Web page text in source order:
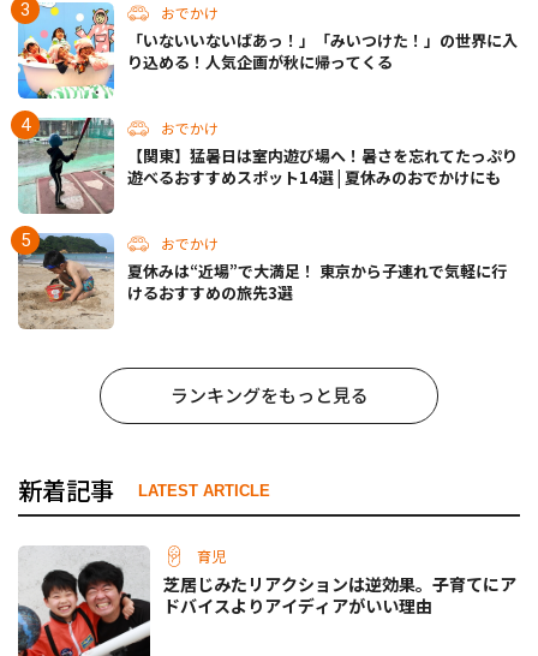
おでかけ
「いないいないばあっ！」「みいつけた！」の世界に入
り込める！人気企画が秋に帰ってくる
おでかけ
【関東】猛暑日は室内遊び場へ！暑さを忘れてたっぷり
遊べるおすすめスポット14選 | 夏休みのおでかけにも
おでかけ
夏休みは“近場”で大満足！ 東京から子連れで気軽に行
けるおすすめの旅先3選
ランキングをもっと見る
新着記事 LATEST ARTICLE
育児
芝居じみたリアクションは逆効果。子育てにア
ドバイスよりアイディアがいい理由